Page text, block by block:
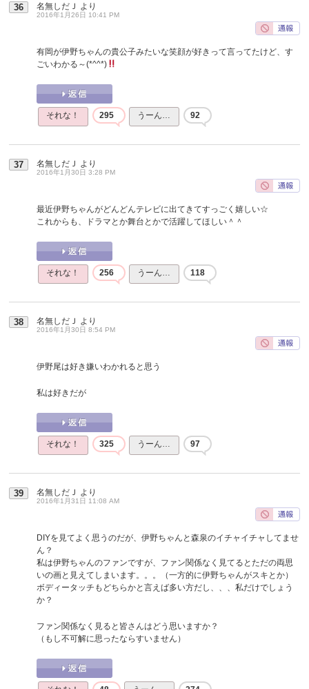
36 名無しだＪ より
2016年1月26日 10:41 PM
有岡が伊野ちゃんの貴公子みたいな笑顔が好きって言ってたけど、す
ごいわかる～(*^^*)
それな！ 295 うーん… 92
37 名無しだＪ より
2016年1月30日 3:28 PM
最近伊野ちゃんがどんどんテレビに出てきてすっごく嬉しい☆
これからも、ドラマとか舞台とかで活躍してほしい＾＾
それな！ 256 うーん… 118
38 名無しだＪ より
2016年1月30日 8:54 PM
伊野尾は好き嫌いわかれると思う
私は好きだが
それな！ 325 うーん… 97
39 名無しだＪ より
2016年1月31日 11:08 AM
DIYを見てよく思うのだが、伊野ちゃんと森泉のイチャイチャしてませ
ん？
私は伊野ちゃんのファンですが、ファン関係なく見てるとただの両思
いの画と見えてしまいます。。。（一方的に伊野ちゃんがスキとか）
ボディータッチもどちらかと言えば多い方だし、、、私だけでしょう
か？
ファン関係なく見ると皆さんはどう思いますか？
（もし不可解に思ったならすいません）